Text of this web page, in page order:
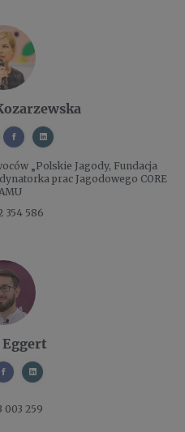
„Polskie Jagody, Fundacja
prac Jagodowego CORE
354 586
Eggert
003 259